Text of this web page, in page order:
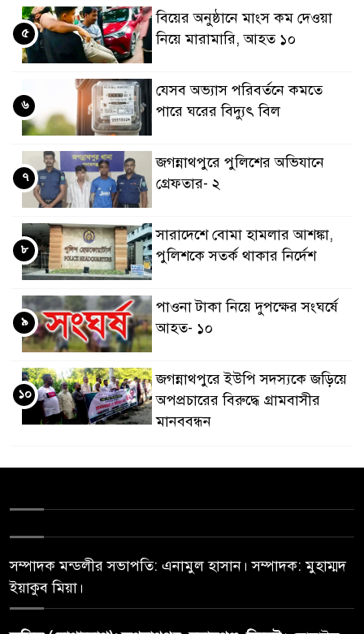
বিয়ের অনুষ্ঠানে মাংস কম দেওয়া
নিয়ে মারামারি, আহত ১০
৫
যেসব অভ্যাস পরিবর্তনে কমতে
পারে ঘরের বিদ্যুৎ বিল
৬
জগন্নাথপুরে পুলিশের অভিযানে
গ্রেফতার- ২
৭
সারাদেশে বোমা হামলার আশঙ্কা,
পুলিশকে সতর্ক থাকার নির্দেশ
৮
পাওনা টাকা নিয়ে দুপক্ষের সংঘর্ষে
আহত- ১০
৯
জগন্নাথপুরে ইউপি সদস্যকে জড়িয়ে
অপপ্রচারের বিরুদ্ধে গ্রামবাসীর
মানববন্ধন
১০
সম্পাদক মন্ডলীর সভাপতি: এনামুল হাসান। সম্পাদক: মুহাম্মদ
ইয়াকুব মিয়া।